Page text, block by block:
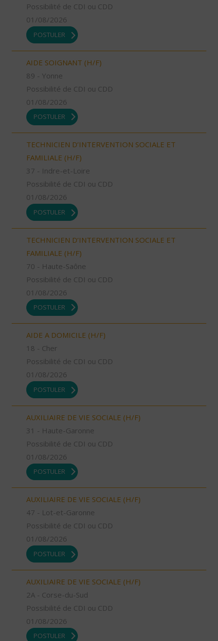
Possibilité de CDI ou CDD
01/08/2026
POSTULER
AIDE SOIGNANT (H/F)
89 - Yonne
Possibilité de CDI ou CDD
01/08/2026
POSTULER
TECHNICIEN D’INTERVENTION SOCIALE ET
FAMILIALE (H/F)
37 - Indre-et-Loire
Possibilité de CDI ou CDD
01/08/2026
POSTULER
TECHNICIEN D’INTERVENTION SOCIALE ET
FAMILIALE (H/F)
70 - Haute-Saône
Possibilité de CDI ou CDD
01/08/2026
POSTULER
AIDE A DOMICILE (H/F)
18 - Cher
Possibilité de CDI ou CDD
01/08/2026
POSTULER
AUXILIAIRE DE VIE SOCIALE (H/F)
31 - Haute-Garonne
Possibilité de CDI ou CDD
01/08/2026
POSTULER
AUXILIAIRE DE VIE SOCIALE (H/F)
47 - Lot-et-Garonne
Possibilité de CDI ou CDD
01/08/2026
POSTULER
AUXILIAIRE DE VIE SOCIALE (H/F)
2A - Corse-du-Sud
Possibilité de CDI ou CDD
01/08/2026
POSTULER